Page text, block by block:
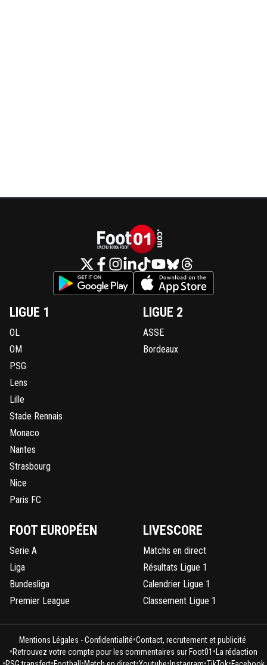
LIGUE 1
OL
OM
PSG
Lens
Lille
Stade Rennais
Monaco
Nantes
Strasbourg
Nice
Paris FC
LIGUE 2
ASSE
Bordeaux
FOOT EUROPÉEN
Serie A
Liga
Bundesliga
Premier League
LIVESCORE
Matchs en direct
Résultats Ligue 1
Calendrier Ligue 1
Classement Ligue 1
Mentions Légales - Confidentialité•Contact, recrutement et publicité
•Retrouvez votre compte pour les commentaires sur Foot01 •La rédaction